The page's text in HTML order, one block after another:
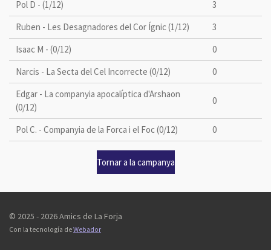
Pol D - (1/12)
3
Ruben - Les Desagnadores del Cor Ígnic (1/12)
3
Isaac M - (0/12)
0
Narcis - La Secta del Cel Incorrecte (0/12)
0
Edgar - La companyia apocalíptica d'Arshaon
(0/12)
0
Pol C. - Companyia de la Forca i el Foc (0/12) 0
Tornar a la campanya
© 2025 - 2026 Amics de La Forja
Con la tecnología deWebador